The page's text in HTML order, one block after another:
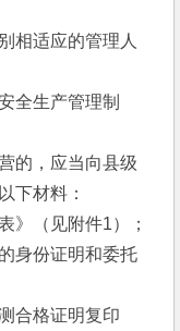
适应的管理人
生产管理制
的，应当向县级
下材料：
（见附件1）；
身份证明和委托
合格证明复印